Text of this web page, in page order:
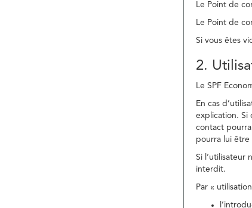
Le Point de
Le Point de
Si vous êtes
2.
Le SPF
En cas
explication. Si
contact
pourra lui
Si l’utilisateur
interdit.
Par «